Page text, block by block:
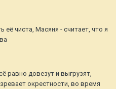
её чиста, Масяня - считает, что я
равно довезут и выгрузят,
окрестности, во время